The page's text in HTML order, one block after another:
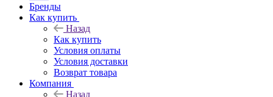
Бренды
Как купить
Назад
Как купить
Условия оплаты
Условия доставки
Возврат товара
Компания
Назад